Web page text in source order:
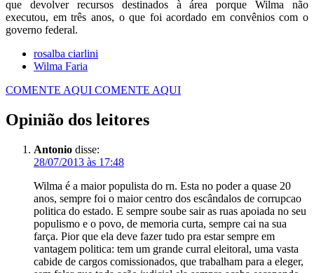
que devolver recursos destinados à área porque Wilma não
executou, em três anos, o que foi acordado em convênios com o
governo federal.
rosalba ciarlini
Wilma Faria
COMENTE AQUI COMENTE AQUI
Opinião dos leitores
Antonio disse:
28/07/2013 às 17:48
Wilma é a maior populista do rn. Esta no poder a quase 20
anos, sempre foi o maior centro dos escândalos de corrupcao
politica do estado. E sempre soube sair as ruas apoiada no seu
populismo e o povo, de memoria curta, sempre cai na sua
farça. Pior que ela deve fazer tudo pra estar sempre em
vantagem politica: tem um grande curral eleitoral, uma vasta
cabide de cargos comissionados, que trabalham para a eleger,